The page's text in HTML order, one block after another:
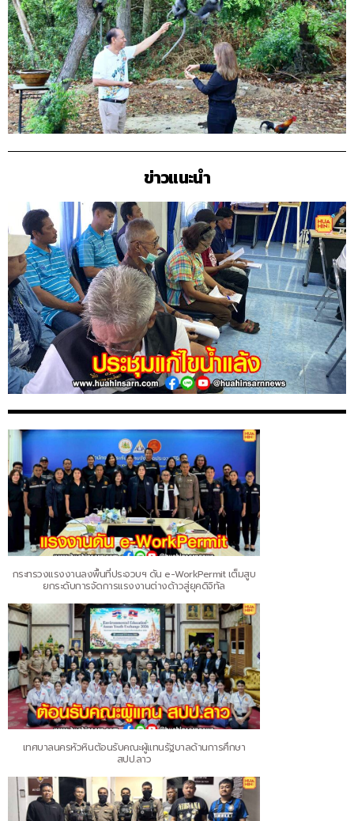
ข่าวแนะนำ
กระทรวงแรงงานลงพื้นที่ประจวบฯ ดัน e-WorkPermit เต็มสูบ
ยกระดับการจัดการแรงงานต่างด้าวสู่ยุคดิจิทัล
เทศบาลนครหัวหินต้อนรับคณะผู้แทนรัฐบาลด้านการศึกษา
สปป.ลาว